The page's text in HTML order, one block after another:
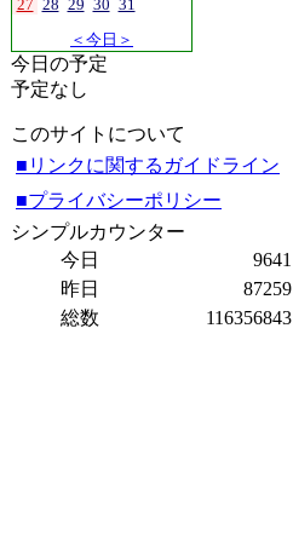
27 28 29 30 31
＜今日＞
今日の予定
予定なし
このサイトについて
■リンクに関するガイドライン
■プライバシーポリシー
シンプルカウンター
今日
9641
昨日
87259
総数
116356843